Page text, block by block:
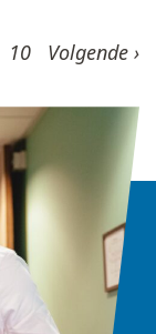
10 Volgende ›